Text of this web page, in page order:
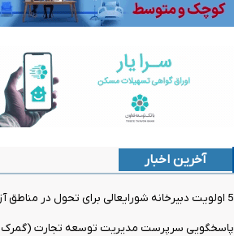
آخرین اخبار
5 اولویت دبیرخانه شورایعالی برای تحول در مناطق آزاد
پاسخگویی سرپرست مدیریت توسعه تجارت (گمرک